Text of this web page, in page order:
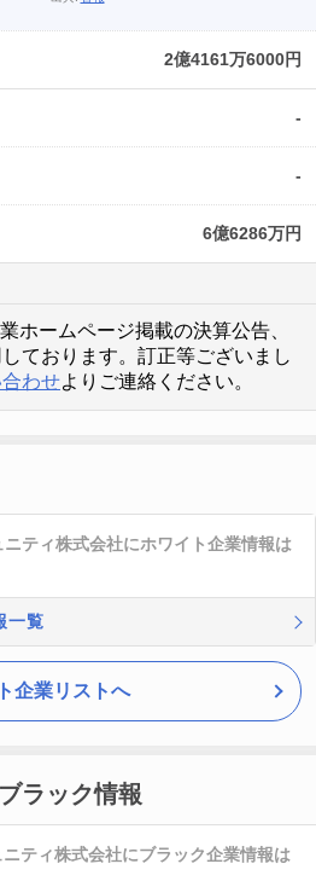
2億4161万6000円
-
-
6億6286万円
ホームページ掲載の決算公告、
ております。訂正等ございまし
わせよりご連絡ください。
ティ株式会社にホワイト企業情報は
一覧
企業リストへ
ラック情報
ティ株式会社にブラック企業情報は